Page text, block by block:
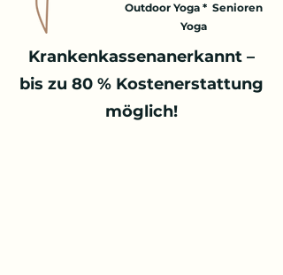
Outdoor Yoga * Senioren
Yoga
Krankenkassenanerkannt –
bis zu 80 % Kostenerstattung
möglich!